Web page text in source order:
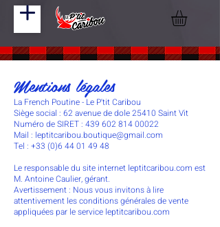
Mentions légales
La French Poutine- Le P'tit Caribou
Siège social : 62 avenue de dole 25410 Saint Vit
Numéro de SIRET : 439 602 814 00022
Mail : leptitcaribou.boutique@gmail.com
Tel : +33 (0)6 44 01 49 48
Le responsable du site internet leptitcaribou.com est
M. Antoine Caulier, gérant.
Avertissement : Nous vous invitons à lire
attentivement les conditions générales de vente
appliquées par le service leptitcaribou.com